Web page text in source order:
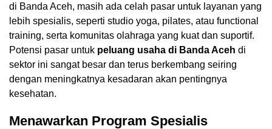
di Banda Aceh, masih ada celah pasar untuk layanan yang
lebih spesialis, seperti studio yoga, pilates, atau functional
training, serta komunitas olahraga yang kuat dan suportif.
Potensi pasar untuk peluang usaha di Banda Aceh di
sektor ini sangat besar dan terus berkembang seiring
dengan meningkatnya kesadaran akan pentingnya
kesehatan.
Menawarkan Program Spesialis